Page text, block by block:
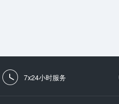
7x24小时服务